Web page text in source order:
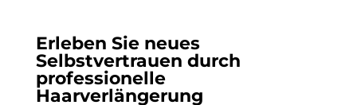
Erleben Sie neues
Selbstvertrauen durch
professionelle
Haarverlängerung